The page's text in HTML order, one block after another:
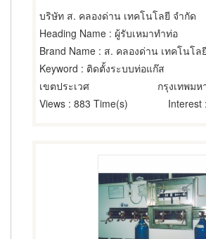
บริษัท ส. คลองด่าน เทคโนโลยี จำกัด
Heading Name : ผู้รับเหมาทำท่อ
Brand Name : ส. คลองด่าน เทคโนโลยี
Keyword : ติดตั้งระบบท่อแก๊ส
เขตประเวศ
กรุงเทพม
Views : 883 Time(s) Interest